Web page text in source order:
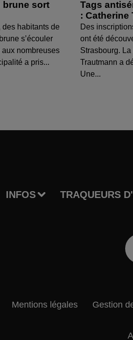
brune sort
habitants de
s’écouler
nombreuses
a pris...
Tags
: Catherine
Des
ont été
Strasbourg.
Trautmann a
Une...
INFOS TRAQUEURS
Mentions légales Gestion